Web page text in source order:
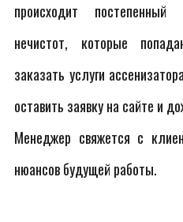
происходит
нечистот, которые
заказать услуги
оставить заявку на сайте и
Менеджер свяжется с
нюансов будущей работы.